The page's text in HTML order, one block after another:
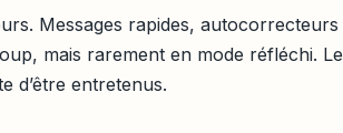
Messages rapides, autocorrecteurs
mais rarement en mode réfléchi.
d’être entretenus.